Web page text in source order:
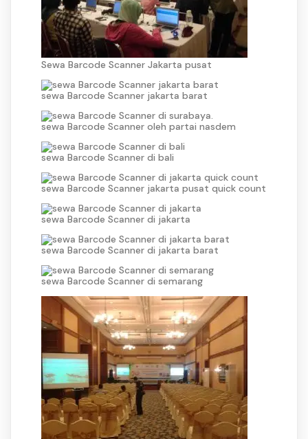
Sewa Barcode Scanner Jakarta pusat
sewa Barcode Scanner jakarta barat
sewa Barcode Scanner oleh partai nasdem
sewa Barcode Scanner di bali
sewa Barcode Scanner jakarta pusat quick count
sewa Barcode Scanner di jakarta
sewa Barcode Scanner di jakarta barat
sewa Barcode Scanner di semarang